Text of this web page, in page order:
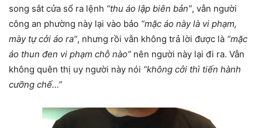
song sắt cửa sổ ra lệnh “thu áo lập biên bản”, vẫn người
công an phường này lại vào bảo “mặc áo này là vi phạm,
mày tự cởi áo ra”, nhưng rồi vẫn không trả lời được là “mặc
áo thun đen vi phạm chỗ nào” nên người này lại đi ra. Vẫn
không quên thị uy người này nói “không cởi thì tiến hành
cưỡng chế…”